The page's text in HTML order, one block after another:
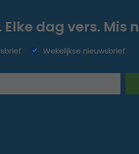
dag vers. Mis
Wekelijkse nieuwsbrief